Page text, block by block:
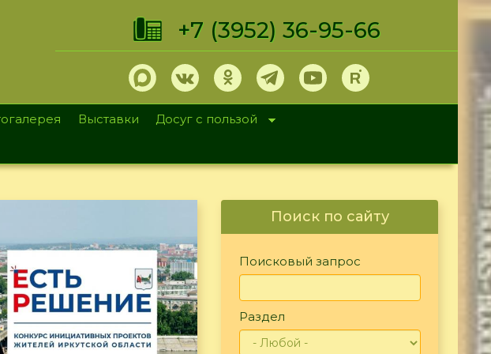
+7 (3952) 36-95-66
Выставки
Досуг с пользой
Поиск по сайту
Поисковый запрос
Раздел